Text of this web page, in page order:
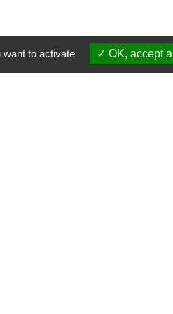
contacter
to activate OK, accept all